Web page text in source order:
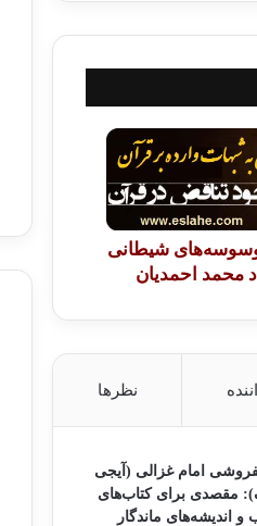
وسوسه‌های شیطانی
محمد احمدیان
نظرها
امام غزالی (آیجی
مقصدی برای کتاب‌های
و اندیشه‌های ماندگار